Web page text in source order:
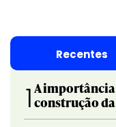
Recentes
1 A importância
construção